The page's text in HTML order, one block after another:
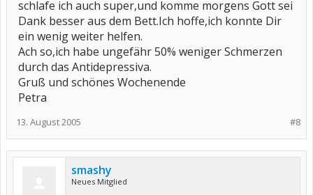
Manuela
P.S.:
Bei mir bewirkt Amitriptylin meiner Meinung nach eine Steigerung
der Schmerzmittelwirkung. Wenn ich Amitriptylin erhöhe, sagen
wir um 2,5 mg oder 5 mg, dann brauche ich weniger
Schmerzmittel, habe aber auch deutlichen Überhang morgens.
Deswegen dosiere ich Amitriptylin nur höher, wenn ich in einem
Schub stecke.
schlafe ich auch super,und komme morgens Gott sei
Dank besser aus dem Bett.Ich hoffe,ich konnte Dir
ein wenig weiter helfen.
Ach so,ich habe ungefähr 50% weniger Schmerzen
durch das Antidepressiva.
Gruß und schönes Wochenende
Petra
#8
13. August 2005
smashy
Neues Mitglied